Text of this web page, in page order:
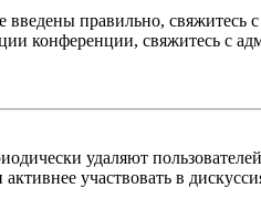
введены правильно, свяжитесь с
конференции, свяжитесь с
удаляют
участвовать в